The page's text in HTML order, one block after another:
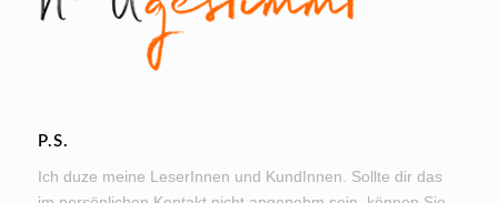
P.S.
Ich duze meine LeserInnen und KundInnen. Sollte dir das